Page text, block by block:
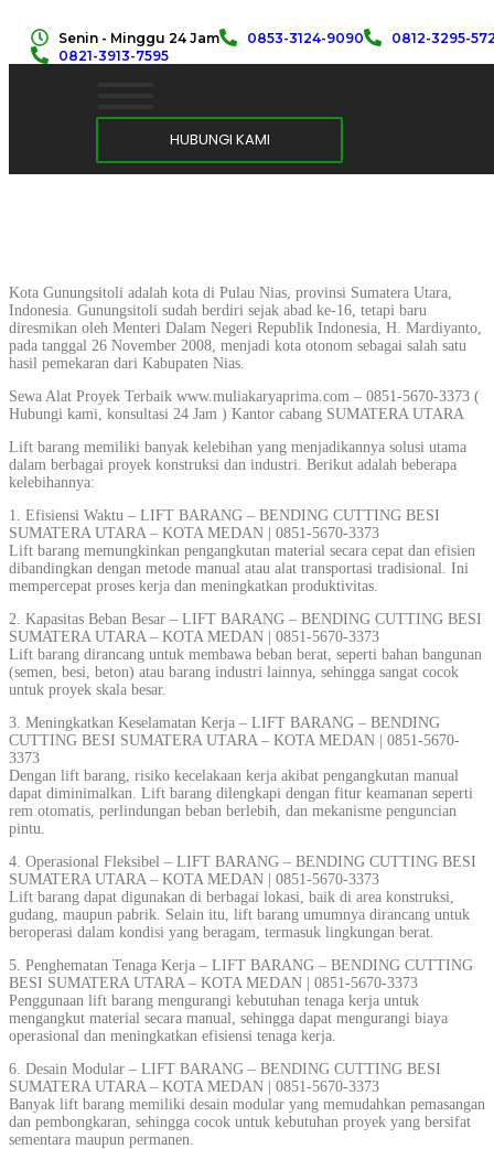
Senin - Minggu 24 Jam 0853-3124-9090
0812-3295-
0821-3913-7595
HUBUNGI KAMI
Kota Gunungsitoli adalah kota di Pulau Nias, provinsi Sumatera Utara,
Indonesia. Gunungsitoli sudah berdiri sejak abad ke-16, tetapi baru
diresmikan oleh Menteri Dalam Negeri Republik Indonesia, H. Mardiyanto,
pada tanggal 26 November 2008, menjadi kota otonom sebagai salah satu
hasil pemekaran dari Kabupaten Nias.
Sewa Alat Proyek Terbaik www.muliakaryaprima.com – 0851-5670-3373 (
Hubungi kami, konsultasi 24 Jam ) Kantor cabang SUMATERA UTARA
Lift barang memiliki banyak kelebihan yang menjadikannya solusi utama
dalam berbagai proyek konstruksi dan industri. Berikut adalah beberapa
kelebihannya:
1. Efisiensi Waktu – LIFT BARANG – BENDING CUTTING BESI
SUMATERA UTARA – KOTA MEDAN | 0851-5670-3373
Lift barang memungkinkan pengangkutan material secara cepat dan efisien
dibandingkan dengan metode manual atau alat transportasi tradisional. Ini
mempercepat proses kerja dan meningkatkan produktivitas.
2. Kapasitas Beban Besar – LIFT BARANG – BENDING CUTTING BESI
SUMATERA UTARA – KOTA MEDAN | 0851-5670-3373
Lift barang dirancang untuk membawa beban berat, seperti bahan bangunan
(semen, besi, beton) atau barang industri lainnya, sehingga sangat cocok
untuk proyek skala besar.
3. Meningkatkan Keselamatan Kerja – LIFT BARANG – BENDING
CUTTING BESI SUMATERA UTARA – KOTA MEDAN | 0851-5670-
3373
Dengan lift barang, risiko kecelakaan kerja akibat pengangkutan manual
dapat diminimalkan. Lift barang dilengkapi dengan fitur keamanan seperti
rem otomatis, perlindungan beban berlebih, dan mekanisme penguncian
pintu.
4. Operasional Fleksibel – LIFT BARANG – BENDING CUTTING BESI
SUMATERA UTARA – KOTA MEDAN | 0851-5670-3373
Lift barang dapat digunakan di berbagai lokasi, baik di area konstruksi,
gudang, maupun pabrik. Selain itu, lift barang umumnya dirancang untuk
beroperasi dalam kondisi yang beragam, termasuk lingkungan berat.
5. Penghematan Tenaga Kerja – LIFT BARANG – BENDING CUTTING
BESI SUMATERA UTARA – KOTA MEDAN | 0851-5670-3373
Penggunaan lift barang mengurangi kebutuhan tenaga kerja untuk
mengangkut material secara manual, sehingga dapat mengurangi biaya
operasional dan meningkatkan efisiensi tenaga kerja.
6. Desain Modular – LIFT BARANG – BENDING CUTTING BESI
SUMATERA UTARA – KOTA MEDAN | 0851-5670-3373
Banyak lift barang memiliki desain modular yang memudahkan pemasangan
dan pembongkaran, sehingga cocok untuk kebutuhan proyek yang bersifat
sementara maupun permanen.